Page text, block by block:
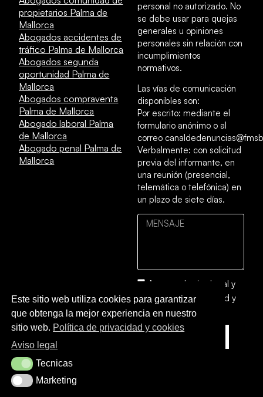
propietarios Palma de
Mallorca
Abogados accidentes de
tráfico Palma de Mallorca
Abogados segunda
oportunidad Palma de
Mallorca
Abogados compraventa
Palma de Mallorca
Abogado laboral Palma
de Mallorca
Abogado penal Palma de
Mallorca
personal no autorizado. No
se debe usar para quejas
generales u opiniones
personales sin relación con
incumplimientos
normativos.
Las vías de comunicación
disponibles son:
Por escrito: mediante el
formulario anónimo o al
correo
Verbalmente: con solicitud
previa del informante, en
una reunión (presencial,
telemática o telefónica) en
un plazo de siete días.
Acepto el aviso legal y
lapolítica de privacidad y
cookies
Este sitio web utiliza cookies para garantizar
que obtenga la mejor experiencia en nuestro
sitio web. Política de privacidad y cookies
Aviso legal
TecnicasTecnicas
MarketingMarketing